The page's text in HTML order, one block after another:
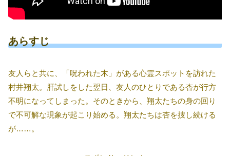
あらすじ
友人らと共に、「呪われた木」がある心霊スポットを訪れた
村井翔太。肝試しをした翌日、友人のひとりである杏が行方
不明になってしまった。そのときから、翔太たちの身の回り
で不可解な現象が起こり始める。翔太たちは杏を捜し続ける
が……。